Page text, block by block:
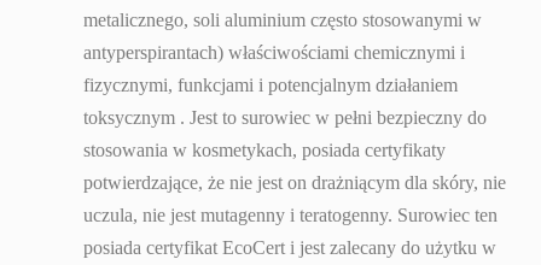
metalicznego, soli aluminium często stosowanymi w
antyperspirantach) właściwościami chemicznymi i
fizycznymi, funkcjami i potencjalnym działaniem
toksycznym . Jest to surowiec w pełni bezpieczny do
stosowania w kosmetykach, posiada certyfikaty
potwierdzające, że nie jest on drażniącym dla skóry, nie
uczula, nie jest mutagenny i teratogenny. Surowiec ten
posiada certyfikat EcoCert i jest zalecany do użytku w